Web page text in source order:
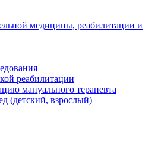
медицины, реабилитации и
реабилитации
мануального терапевта
(детский, взрослый)